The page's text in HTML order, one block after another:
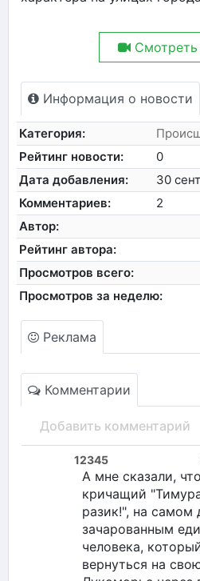
Смотреть
Информация о новости
Категория:
Рейтинг новости:
0
Дата добавления:
30
Комментариев:
2
Автор:
Рейтинг автора:
Просмотров всего:
Просмотров за неделю:
Реклама
Комментарии
Добавить комментарий
12345
А мне сказали,
кричащий
разик!", на самом
зачарованным
человека,
вернуться на